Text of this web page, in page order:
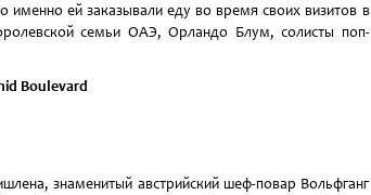
именно ей заказывали еду во время своих визитов в
семьи ОАЭ, Орландо Блум, солисты поп-
Boulevard
знаменитый австрийский шеф-повар Вольфганг